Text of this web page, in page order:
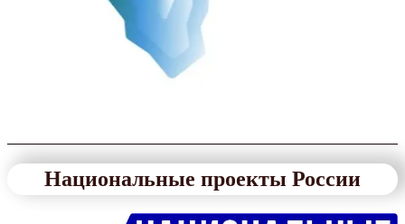
Национальные проекты России